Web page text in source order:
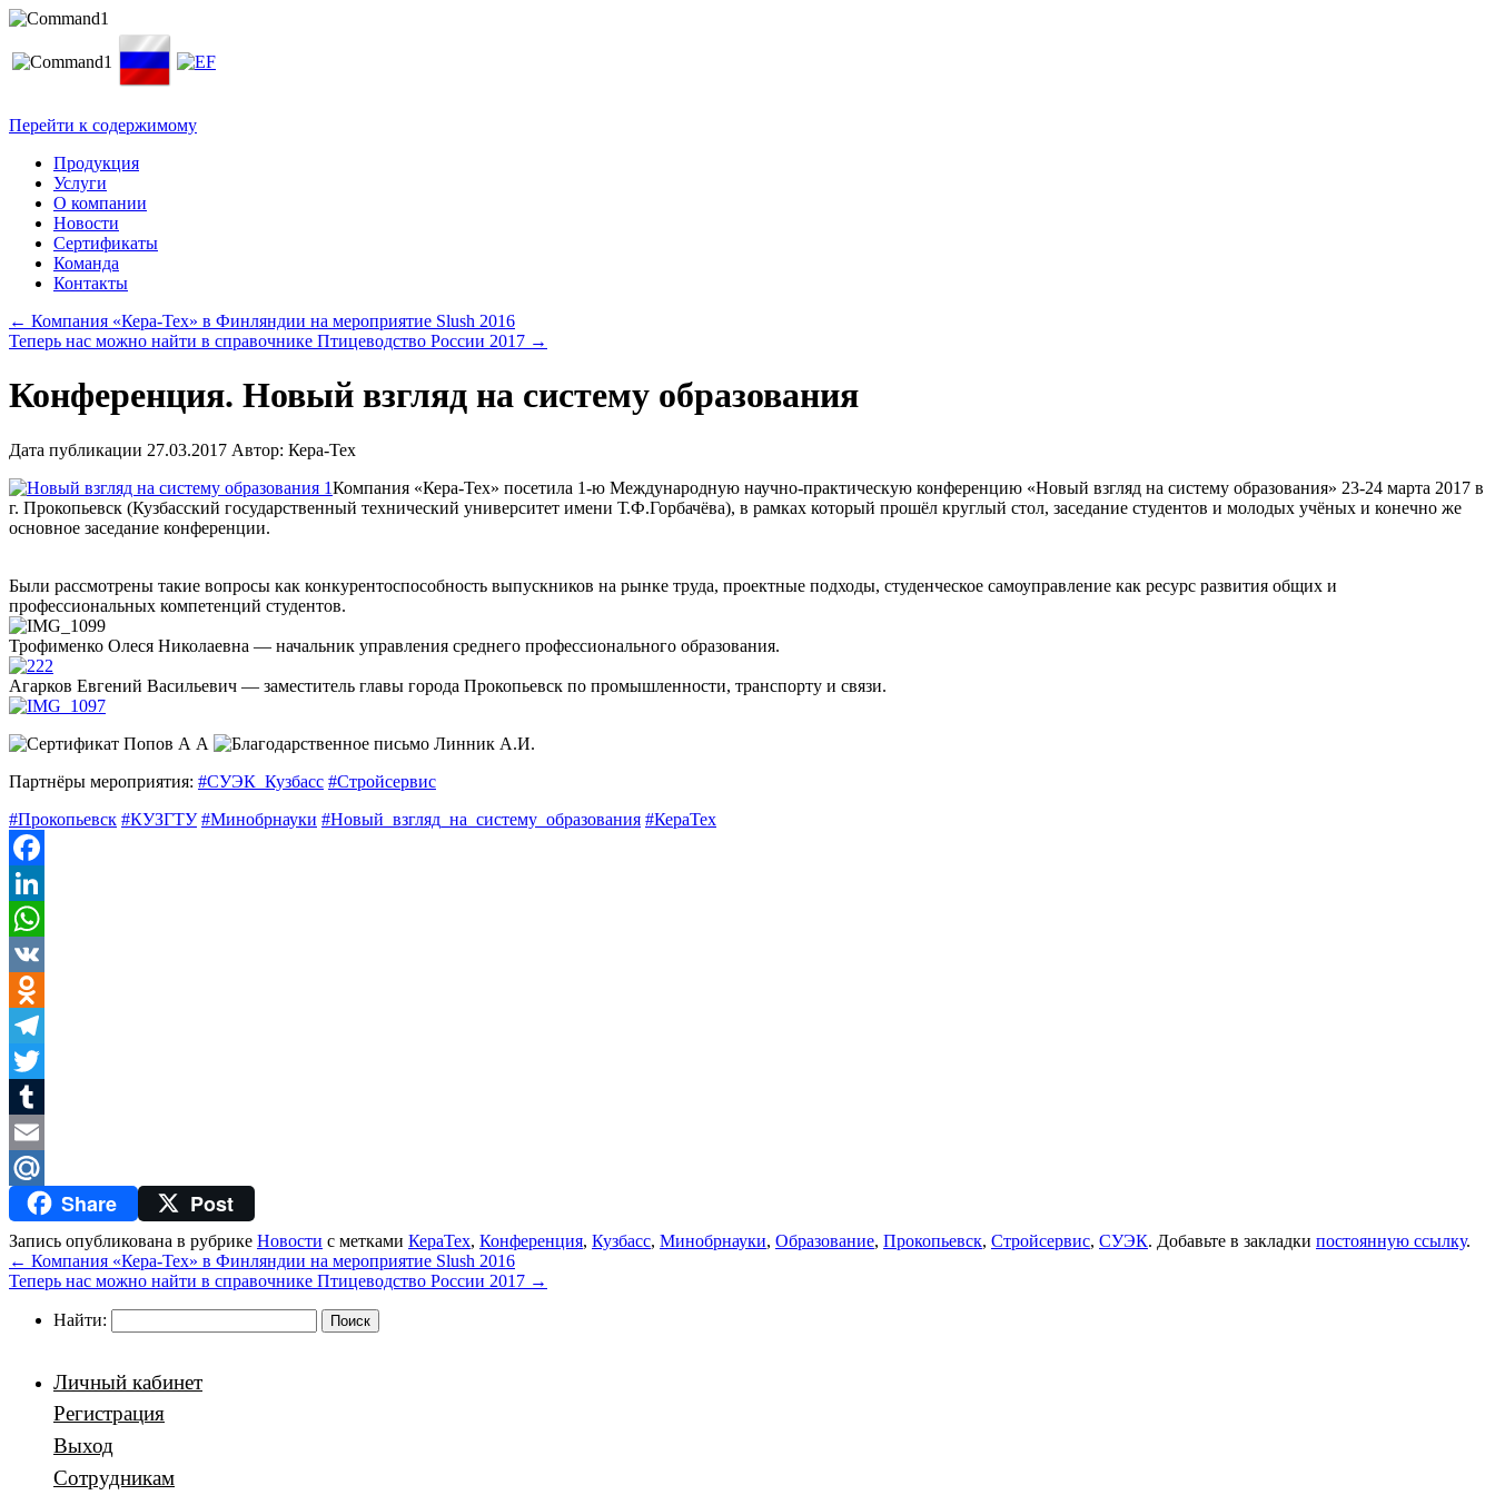
Перейти к содержимому
Продукция
Услуги
О компании
Новости
Сертификаты
Команда
Контакты
← Компания «Кера-Тех» в Финляндии на мероприятие Slush 2016
Теперь нас можно найти в справочнике Птицеводство России 2017 →
Конференция. Новый взгляд на систему образования
Дата публикации 27.03.2017 Автор: Кера-Тех
Компания «Кера-Тех» посетила 1-ю Международную научно-практическую конференцию «Новый взгляд на систему образования» 23-24 марта 2017 в
г. Прокопьевск (Кузбасский государственный технический университет имени Т.Ф.Горбачёва), в рамках который прошёл круглый стол, заседание студентов и молодых учёных и конечно же
основное заседание конференции.
Были рассмотрены такие вопросы как конкурентоспособность выпускников на рынке труда, проектные подходы, студенческое самоуправление как ресурс развития общих и
профессиональных компетенций студентов.
Трофименко Олеся Николаевна — начальник управления среднего профессионального образования.
Агарков Евгений Васильевич — заместитель главы города Прокопьевск по промышленности, транспорту и связи.
Партнёры мероприятия: #СУЭК_Кузбасс #Стройсервис
#Прокопьевск #КУЗГТУ #Минобрнауки #Новый_взгляд_на_систему_образования #КераТех
Facebook
LinkedIn
WhatsApp
VK
Odnoklassniki
Telegram
Twitter
Tumblr
Email
Mail.RuShare Post
Запись опубликована в рубрике Новости с метками КераТех, Конференция, Кузбасс, Минобрнауки, Образование, Прокопьевск, Стройсервис, СУЭК. Добавьте в закладки постоянную ссылку.
← Компания «Кера-Тех» в Финляндии на мероприятие Slush 2016
Теперь нас можно найти в справочнике Птицеводство России 2017 →
Найти:
Личный кабинет
Регистрация
Выход
Сотрудникам